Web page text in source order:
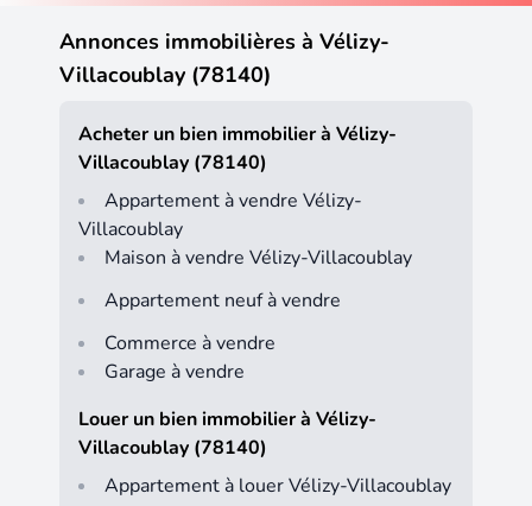
Annonces immobilières à Vélizy-
Villacoublay (78140)
Acheter un bien immobilier à Vélizy-
Villacoublay (78140)
Appartement à vendre Vélizy-
Villacoublay
Maison à vendre Vélizy-Villacoublay
Appartement neuf à vendre
Commerce à vendre
Garage à vendre
Louer un bien immobilier à Vélizy-
Villacoublay (78140)
Appartement à louer Vélizy-Villacoublay